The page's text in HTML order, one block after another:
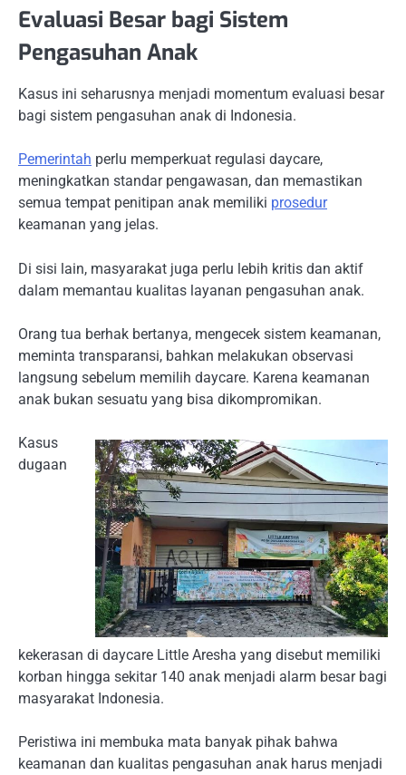
Evaluasi Besar bagi Sistem
Pengasuhan Anak
Kasus ini seharusnya menjadi momentum evaluasi besar
bagi sistem pengasuhan anak di Indonesia.
Pemerintah perlu memperkuat regulasi daycare,
meningkatkan standar pengawasan, dan memastikan
semua tempat penitipan anak memiliki prosedur
keamanan yang jelas.
Di sisi lain, masyarakat juga perlu lebih kritis dan aktif
dalam memantau kualitas layanan pengasuhan anak.
Orang tua berhak bertanya, mengecek sistem keamanan,
meminta transparansi, bahkan melakukan observasi
langsung sebelum memilih daycare. Karena keamanan
anak bukan sesuatu yang bisa dikompromikan.
Kasus
dugaan
kekerasan di daycare Little Aresha yang disebut memiliki
korban hingga sekitar 140 anak menjadi alarm besar bagi
masyarakat Indonesia.
Peristiwa ini membuka mata banyak pihak bahwa
keamanan dan kualitas pengasuhan anak harus menjadi